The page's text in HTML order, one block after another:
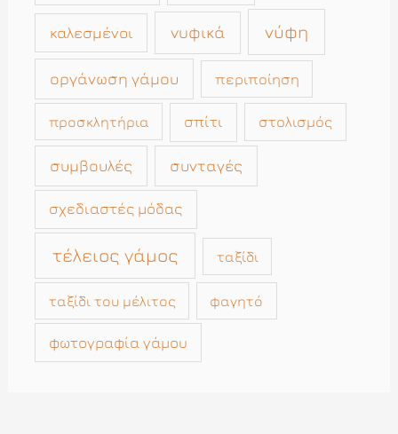
καλεσμένοι νυφικά νύφη
οργάνωση γάμου περιποίηση
προσκλητήρια σπίτι στολισμός
συμβουλές συνταγές
σχεδιαστές μόδας
τέλειος γάμος ταξίδι
ταξίδι του μέλιτος φαγητό
φωτογραφία γάμου